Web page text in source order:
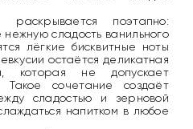
поэтапно:
сладость ванильного
лёгкие бисквитные ноты
остаётся деликатная
которая не допускает
Такое сочетание создаёт
сладостью и зерновой
напитком в любое